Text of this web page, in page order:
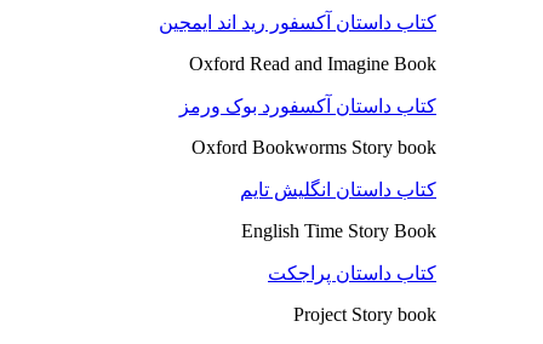
کتاب داستان آکسفور رید اند ایمجین
Oxford Read and Imagine Book
کتاب داستان آکسفورد بوک ورمز
Oxford Bookworms Story book
کتاب داستان انگلیش تایم
English Time Story Book
کتاب داستان پراجکت
Project Story book